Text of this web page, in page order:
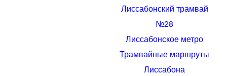
Лиссабонский трамвай
№28
Лиссабонское метро
Трамвайные маршруты
Лиссабона